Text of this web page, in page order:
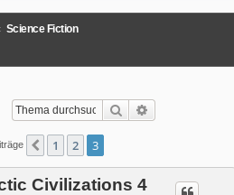
Science Fiction
Suche
Vorherige
1 2 3
Civilizations 4